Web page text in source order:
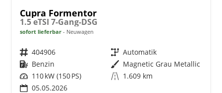
Cupra Formentor
1.5 eTSI 7-Gang-DSG
sofort lieferbar Neuwagen
Fahrzeugnr. 404906 Getriebe Automatik
Kraftstoff Benzin Außenfarbe Magnetic Grau Metallic
Leistung 110 kW (150 PS) Kilometerstand 1.609 km
05.05.2026